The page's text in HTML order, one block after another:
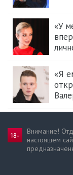
«У
«Я
Внимание!
настоящем